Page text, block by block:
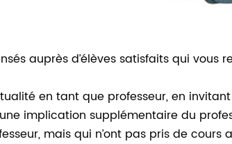
auprès d’élèves satisfaits qui
en tant que professeur, en
implication supplémentaire du
mais qui n’ont pas pris de cours